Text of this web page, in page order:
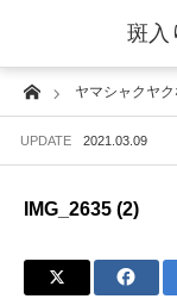
斑入
Homeヤマシャクヤク
UPDATE 2021.03.09
IMG_2635 (2)
当サイトにつ
斑入りヤマ